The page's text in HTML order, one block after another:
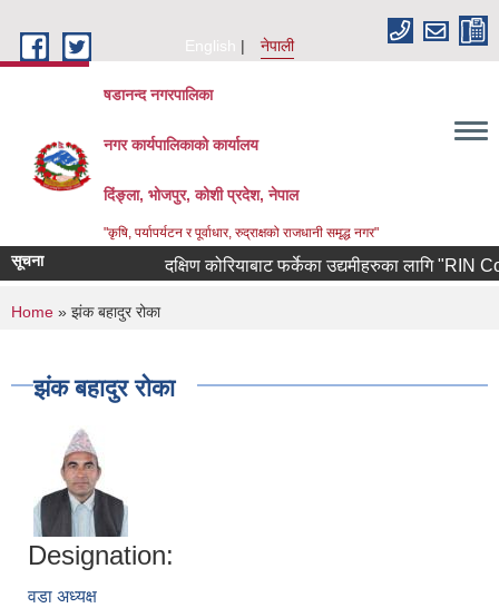
English
नेपाली
षडानन्द नगरपालिका
नगर कार्यपालिकाको कार्यालय
दिंङ्ला, भोजपुर, कोशी प्रदेश, नेपाल
"कृषि, पर्यापर्यटन र पूर्वाधार, रुद्राक्षको राजधानी समृद्ध नगर"
सूचना दक्षिण कोरियाबाट फर्केका उद्यमीहरुका लागि "RIN
You are here
Home » झंक बहादुर रोका
झंक बहादुर रोका
Designation:
वडा अध्यक्ष